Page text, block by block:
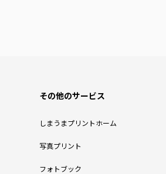
その他のサービス
しまうまプリントホーム
写真プリント
フォトブック